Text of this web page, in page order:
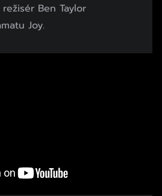
Ben Taylor
Joy.